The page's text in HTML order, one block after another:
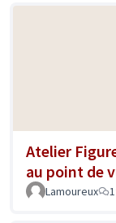
Atelier
au point de
Lamoureux 1